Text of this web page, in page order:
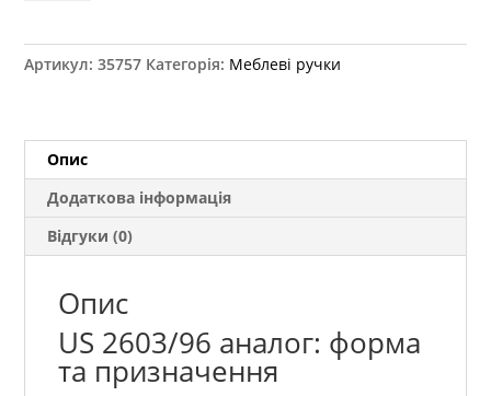
кількість
Артикул:35757 Категорія: Меблеві ручки
Опис
Додаткова інформація
Відгуки (0)
Опис
US 2603/96 аналог: форма
та призначення